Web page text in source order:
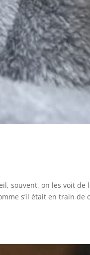
souvent, on les voit
s’il était en train